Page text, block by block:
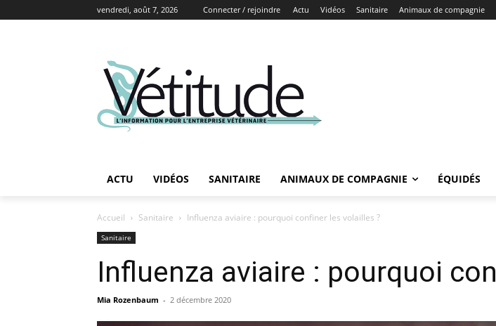
vendredi, août 7, 2026 Connecter / rejoindre Actu Vidéos Sanitaire Animaux de compagnie
ACTU VIDÉOS SANITAIRE ANIMAUX DE COMPAGNIE ÉQUIDÉS
Accueil Sanitaire Influenza aviaire : pourquoi confiner les volailles ?
Sanitaire
Influenza aviaire : pourquoi
Mia Rozenbaum - 2 décembre 2020